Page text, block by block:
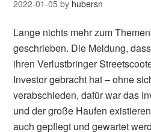
2022-01-05 by hubersn
Lange nichts mehr zum
geschrieben. Die Meldung,
ihren Verlustbringer
Investor gebracht hat – ohne
verabschieden, dafür war das
und der große Haufen
auch gepflegt und gewartet